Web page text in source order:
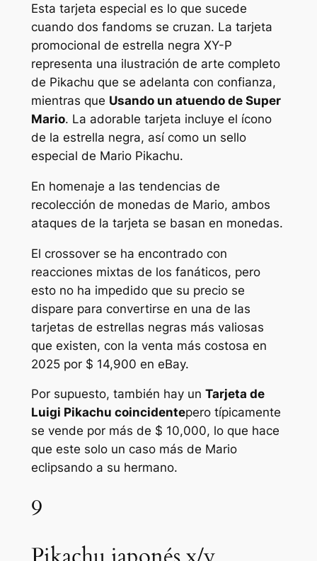
Esta tarjeta especial es lo que sucede
cuando dos fandoms se cruzan. La tarjeta
promocional de estrella negra XY-P
representa una ilustración de arte completo
de Pikachu que se adelanta con confianza,
mientras que Usando un atuendo de Super
Mario. La adorable tarjeta incluye el ícono
de la estrella negra, así como un sello
especial de Mario Pikachu.
En homenaje a las tendencias de
recolección de monedas de Mario, ambos
ataques de la tarjeta se basan en monedas.
El crossover se ha encontrado con
reacciones mixtas de los fanáticos, pero
esto no ha impedido que su precio se
dispare para convertirse en una de las
tarjetas de estrellas negras más valiosas
que existen, con la venta más costosa en
2025 por $ 14,900 en eBay.
Por supuesto, también hay un Tarjeta de
Luigi Pikachu coincidentepero típicamente
se vende por más de $ 10,000, lo que hace
que este solo un caso más de Mario
eclipsando a su hermano.
9